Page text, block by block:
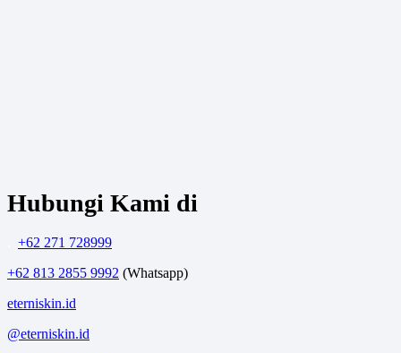
Hubungi Kami di
+62 271 728999
+62 813 2855 9992 (Whatsapp)
eterniskin.id
@eterniskin.id